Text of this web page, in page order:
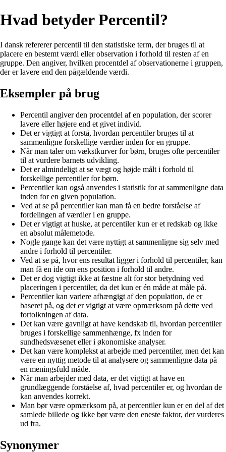
Hvad betyder Percentil?
I dansk refererer percentil til den statistiske term, der bruges til at
placere en bestemt værdi eller observation i forhold til resten af en
gruppe. Den angiver, hvilken procentdel af observationerne i gruppen,
der er lavere end den pågældende værdi.
Eksempler på brug
Percentil angiver den procentdel af en population, der scorer
lavere eller højere end et givet individ.
Det er vigtigt at forstå, hvordan percentiler bruges til at
sammenligne forskellige værdier inden for en gruppe.
Når man taler om vækstkurver for børn, bruges ofte percentiler
til at vurdere barnets udvikling.
Det er almindeligt at se vægt og højde målt i forhold til
forskellige percentiler for børn.
Percentiler kan også anvendes i statistik for at sammenligne data
inden for en given population.
Ved at se på percentiler kan man få en bedre forståelse af
fordelingen af værdier i en gruppe.
Det er vigtigt at huske, at percentiler kun er et redskab og ikke
en absolut målemetode.
Nogle gange kan det være nyttigt at sammenligne sig selv med
andre i forhold til percentiler.
Ved at se på, hvor ens resultat ligger i forhold til percentiler, kan
man få en ide om ens position i forhold til andre.
Det er dog vigtigt ikke at fæstne alt for stor betydning ved
placeringen i percentiler, da det kun er én måde at måle på.
Percentiler kan variere afhængigt af den population, de er
baseret på, og det er vigtigt at være opmærksom på dette ved
fortolkningen af data.
Det kan være gavnligt at have kendskab til, hvordan percentiler
bruges i forskellige sammenhænge, fx inden for
sundhedsvæsenet eller i økonomiske analyser.
Det kan være komplekst at arbejde med percentiler, men det kan
være en nyttig metode til at analysere og sammenligne data på
en meningsfuld måde.
Når man arbejder med data, er det vigtigt at have en
grundlæggende forståelse af, hvad percentiler er, og hvordan de
kan anvendes korrekt.
Man bør være opmærksom på, at percentiler kun er en del af det
samlede billede og ikke bør være den eneste faktor, der vurderes
ud fra.
Synonymer